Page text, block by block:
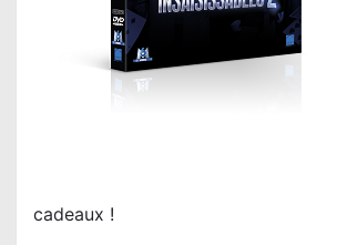
cadeaux !